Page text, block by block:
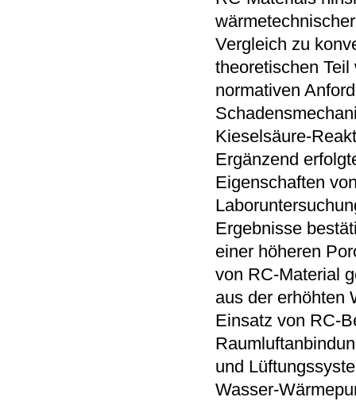
Vergleich zu
theoretischen
normativen
Kieselsäure-
Ergänzend
Eigenschaften
Ergebnisse
einer höheren
von RC-Material
aus der erhöhten
Einsatz von RC-
und
Wasser-